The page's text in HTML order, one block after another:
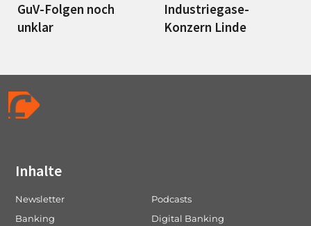
GuV-Folgen noch
unklar
Industriegase-
Konzern Linde
Inhalte
Newsletter
Podcasts
Banking
Digital Banking